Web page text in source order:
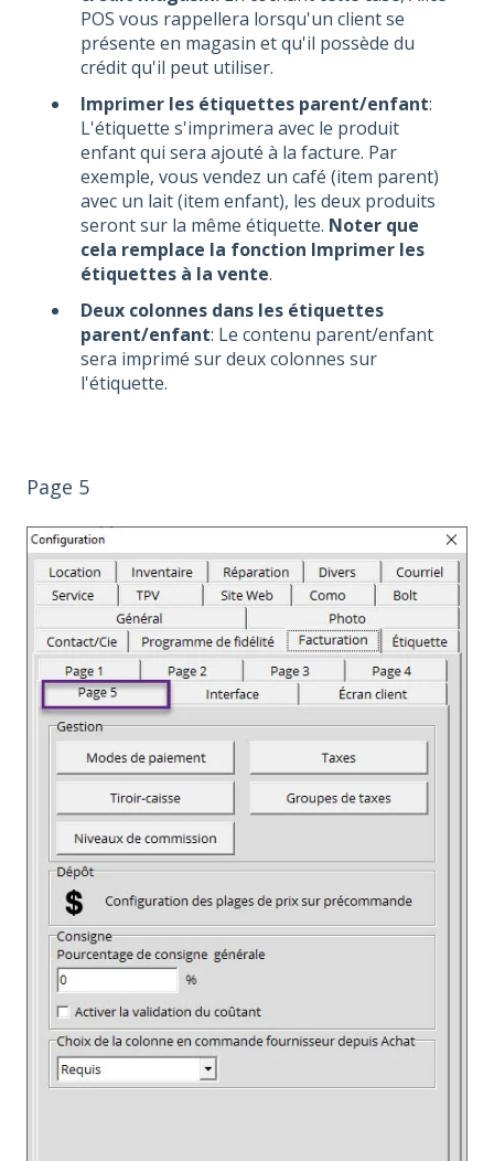
POS vous rappellera lorsqu'un client se
présente en magasin et qu'il possède du
crédit qu'il peut utiliser.
Imprimer les étiquettes parent/enfant:
L'étiquette s'imprimera avec le produit
enfant qui sera ajouté à la facture. Par
exemple, vous vendez un café (item parent)
avec un lait (item enfant), les deux produits
seront sur la même étiquette. Noter que
cela remplace la fonction Imprimer les
étiquettes à la vente.
Deux colonnes dans les étiquettes
parent/enfant: Le contenu parent/enfant
sera imprimé sur deux colonnes sur
l'étiquette.
Page 5